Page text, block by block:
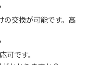
の交換が可能です。高
可です。